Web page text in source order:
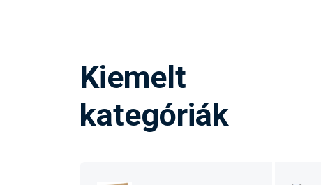
Kiemelt
kategóriák